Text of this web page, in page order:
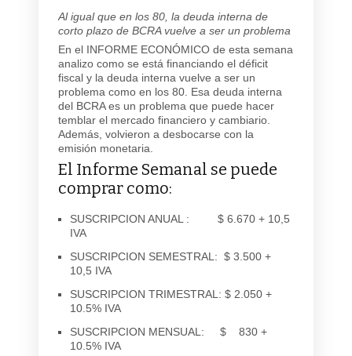
Al igual que en los 80, la deuda interna de
corto plazo de BCRA vuelve a ser un problema
En el INFORME ECONÓMICO de esta semana
analizo como se está financiando el déficit
fiscal y la deuda interna vuelve a ser un
problema como en los 80. Esa deuda interna
del BCRA es un problema que puede hacer
temblar el mercado financiero y cambiario.
Además, volvieron a desbocarse con la
emisión monetaria.
El Informe Semanal se puede
comprar como:
SUSCRIPCION ANUAL : $ 6.670 + 10,5
IVA
SUSCRIPCION SEMESTRAL: $ 3.500 +
10,5 IVA
SUSCRIPCION TRIMESTRAL: $ 2.050 +
10.5% IVA
SUSCRIPCION MENSUAL: $ 830 +
10.5% IVA